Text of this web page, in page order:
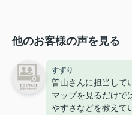
他のお客様の声を見る
すずり
曽山さんに担当して
マップを見るだけで
やすさなどを教えて